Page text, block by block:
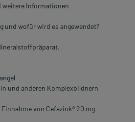
weitere Informationen
und wofür wird es angewendet?
und anderen Komplexbildnern
von Cefazink® 20 mg